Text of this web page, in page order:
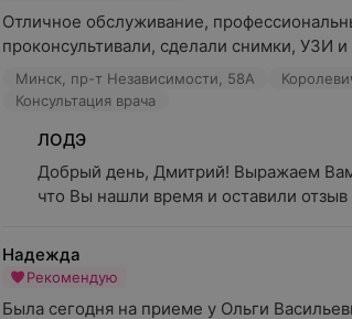
Отличное обслуживание,
проконсультивали, сделали снимки, УЗИ
Минск, пр-т Независимости, 58А
Консультация врача
ЛОДЭ
Добрый день, Дмитрий! Выражаем Вам
что Вы нашли время и оставили
Надежда
Рекомендую
Была сегодня на приеме у Ольги